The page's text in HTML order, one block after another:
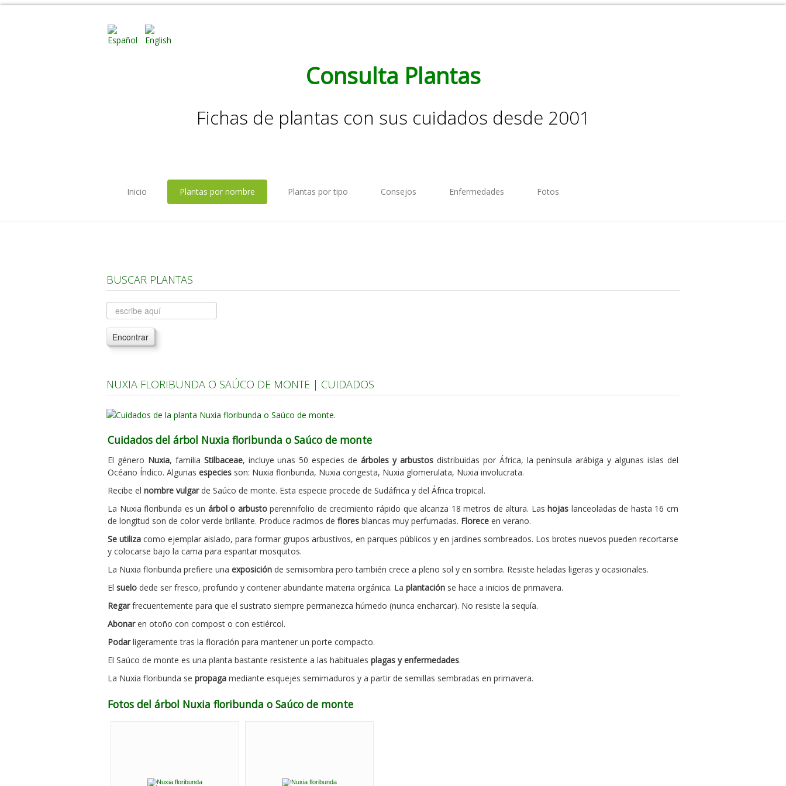
Consulta Plantas
Fichas de plantas con sus cuidados desde 2001
Inicio Plantas por nombre Plantas por tipo Consejos Enfermedades Fotos
BUSCAR PLANTAS
Encontrar
NUXIA FLORIBUNDA O SAÚCO DE MONTE | CUIDADOS
Cuidados del árbol Nuxia floribunda o Saúco de monte
El género Nuxia, familia Stilbaceae, incluye unas 50 especies deárboles y arbustosdistribuidas por África, la península arábiga y algunas islas del
Océano Índico. Algunas especies son: Nuxia floribunda, Nuxia congesta, Nuxia glomerulata, Nuxia involucrata.
Recibe el nombre vulgarde Saúco de monte. Esta especie procede de Sudáfrica y del África tropical.
La Nuxia floribunda es un árbol o arbustoperennifolio de crecimiento rápido que alcanza 18 metros de altura. Lashojas lanceoladas de hasta 16 cm
de longitud son de color verde brillante. Produce racimos de flores blancas muy perfumadas. Florece en verano.
Se utiliza como ejemplar aislado, para formar grupos arbustivos, en parques públicos y en jardines sombreados. Los brotes nuevos pueden recortarse
y colocarse bajo la cama para espantar mosquitos.
La Nuxia floribunda prefiere una exposición de semisombra pero también crece a pleno sol y en sombra. Resiste heladas ligeras y ocasionales.
El suelo dede ser fresco, profundo y contener abundante materia orgánica. La plantación se hace a inicios de primavera.
Regarfrecuentemente para que el sustrato siempre permanezca húmedo (nunca encharcar). No resiste la sequía.
Abonaren otoño con compost o con estiércol.
Podarligeramente tras la floración para mantener un porte compacto.
El Saúco de monte es una planta bastante resistente a las habituales plagas y enfermedades.
La Nuxia floribunda se propaga mediante esquejes semimaduros y a partir de semillas sembradas en primavera.
Fotos del árbol Nuxia floribunda o Saúco de monte